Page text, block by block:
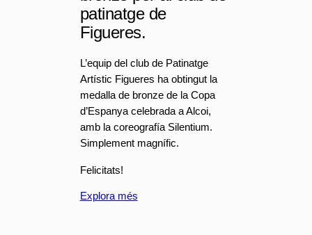
patinatge de
Figueres.
L’equip del club de Patinatge
Artístic Figueres ha obtingut la
medalla de bronze de la Copa
d’Espanya celebrada a Alcoi,
amb la coreografía Silentium.
Simplement magnífic.
Felicitats!
Explora més